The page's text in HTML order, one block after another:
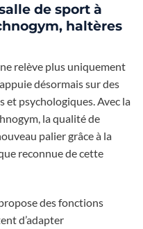
de sport à
haltères
relève plus uniquement
désormais sur des
et psychologiques. Avec la
la qualité de
palier grâce à la
reconnue de cette
des fonctions
d’adapter